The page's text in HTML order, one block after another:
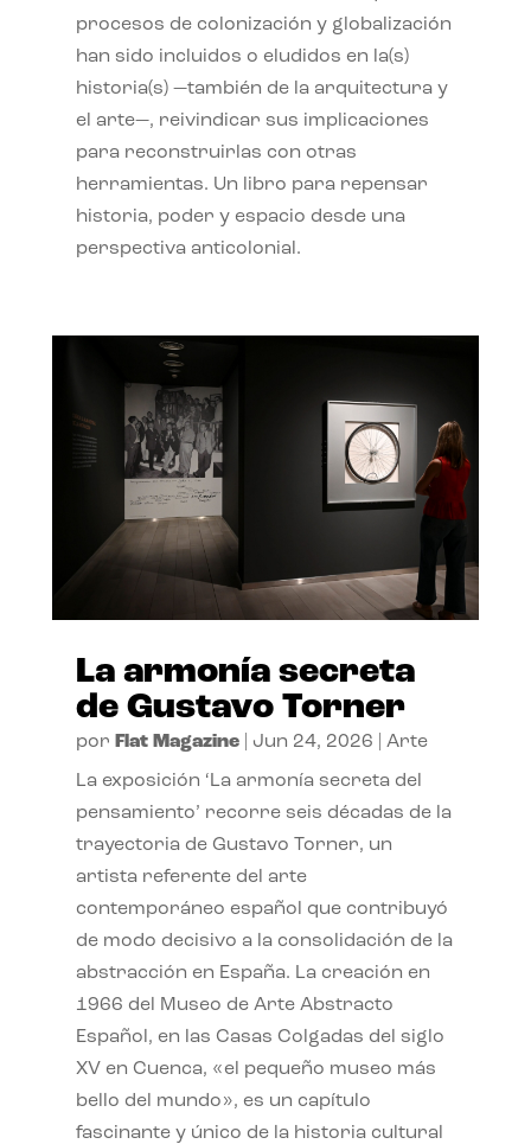
procesos de colonización y globalización
han sido incluidos o eludidos en la(s)
historia(s) —también de la arquitectura y
el arte—, reivindicar sus implicaciones
para reconstruirlas con otras
herramientas. Un libro para repensar
historia, poder y espacio desde una
perspectiva anticolonial.
La armonía secreta
de Gustavo Torner
por Flat Magazine| Jun 24, 2026 Arte
La exposición ‘La armonía secreta del
pensamiento’ recorre seis décadas de la
trayectoria de Gustavo Torner, un
artista referente del arte
contemporáneo español que contribuyó
de modo decisivo a la consolidación de la
abstracción en España. La creación en
1966 del Museo de Arte Abstracto
Español, en las Casas Colgadas del siglo
XV en Cuenca, «el pequeño museo más
bello del mundo», es un capítulo
fascinante y único de la historia cultural